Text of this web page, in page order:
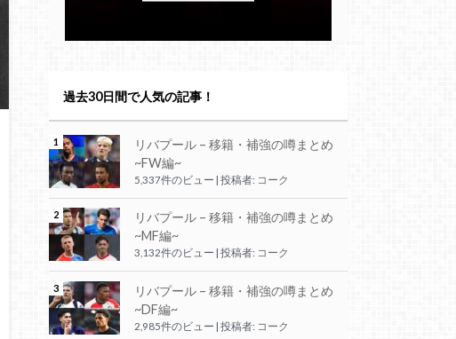
過去30日間で人気の記事！
リバプール – 移籍・補強の噂まとめ
~FW編~
5,337件のビュー | 投稿者: コーク
リバプール – 移籍・補強の噂まとめ
~MF編~
3,132件のビュー 投稿者: コーク
リバプール – 移籍・補強の噂まとめ
~DF編~
2,985件のビュー | 投稿者: コーク